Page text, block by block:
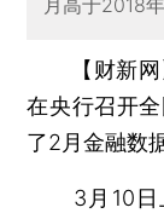
月高于2018
【财新
在央行召开
了2月金融数据
3月10日上